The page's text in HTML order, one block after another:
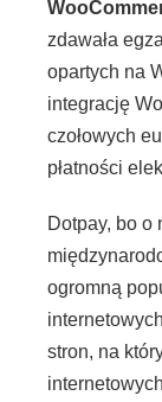
zdawała
opartych na
integrację
czołowych
płatności
Dotpay, bo o
ogromną
stron, na